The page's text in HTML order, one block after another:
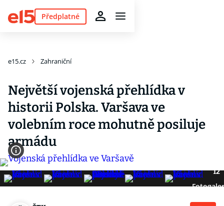
Předplatné
e15.cz Zahraniční
Největší vojenská přehlídka v
historii Polska. Varšava ve
volebním roce mohutně posiluje
armádu
12